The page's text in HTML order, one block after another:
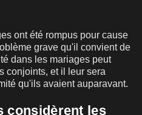
ont été rompus pour cause
grave qu'il convient de
dans les mariages peut
conjoints, et il leur sera
qu'ils avaient auparavant.
considèrent les